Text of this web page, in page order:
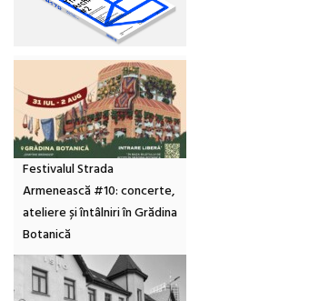
Festivalul Strada
Armenească #10: concerte,
ateliere și întâlniri în Grădina
Botanică